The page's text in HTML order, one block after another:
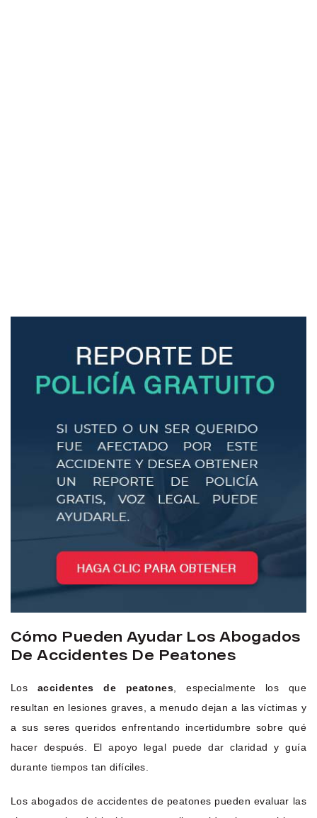
Cómo Pueden Ayudar Los Abogados
De Accidentes De Peatones
Los accidentes de peatones , especialmente los que
resultan en lesiones graves, a menudo dejan a las víctimas y
a sus seres queridos enfrentando incertidumbre sobre qué
hacer después. El apoyo legal puede dar claridad y guía
durante tiempos tan difíciles.
Los abogados de accidentes de peatones pueden evaluar las